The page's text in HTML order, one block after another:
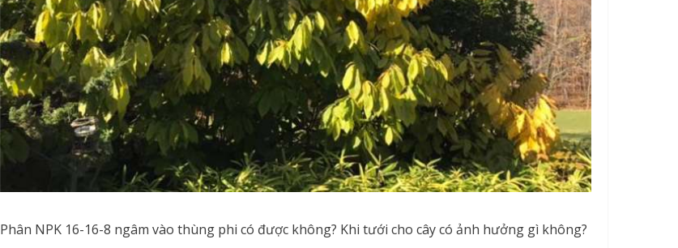
Phân NPK 16-16-8 ngâm vào thùng phi có được không? Khi tưới cho cây có ảnh hưởng gì không?